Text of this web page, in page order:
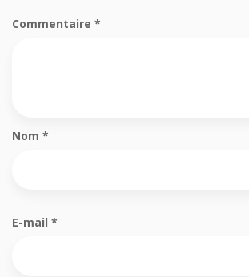
Commentaire *
Nom *
E-mail *